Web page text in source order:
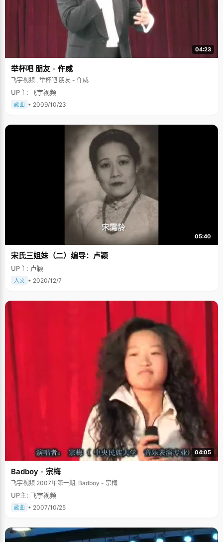
04:23
举杯吧 朋友 - 仵威
飞宇视频 , 举杯吧 朋友 - 仵威
UP主: 飞宇视频
歌曲 • 2009/10/23
05:40
宋氏三姐妹（二）编导：卢颖
UP主: 卢颖
人文 • 2020/12/7
04:05
Badboy - 宗梅
飞宇视频 2007年第一期, Badboy - 宗梅
UP主: 飞宇视频
歌曲 • 2007/10/25